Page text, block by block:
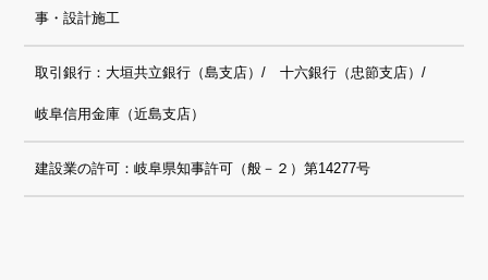
事・設計施工
取引銀行：大垣共立銀行（島支店）/ 十六銀行（忠節支店）/
岐阜信用金庫（近島支店）
建設業の許可：岐阜県知事許可（般－２）第14277号